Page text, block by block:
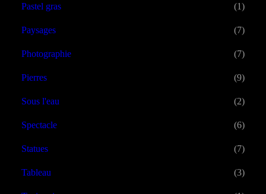
Pastel gras (1)
Paysages (7)
Photographie (7)
Pierres (9)
Sous l'eau (2)
Spectacle (6)
Statues (7)
Tableau (3)